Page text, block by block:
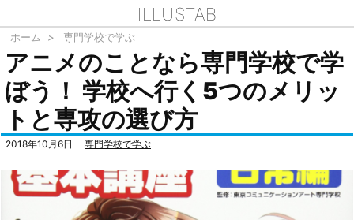
ILLUSTAB
ホーム > 専門学校で学ぶ
アニメのことなら専門学校で学
ぼう！ 学校へ行く5つのメリッ
トと専攻の選び方
2018年10月6日 専門学校で学ぶ